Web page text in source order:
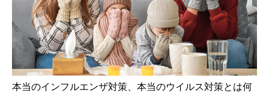
本当のインフルエンザ対策、本当のウイルス対策とは何